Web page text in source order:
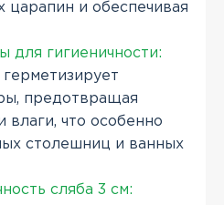
царапин и обеспечивая
для гигиеничности:
герметизирует
предотвращая
влаги, что особенно
столешниц и ванных
сляба 3 см: